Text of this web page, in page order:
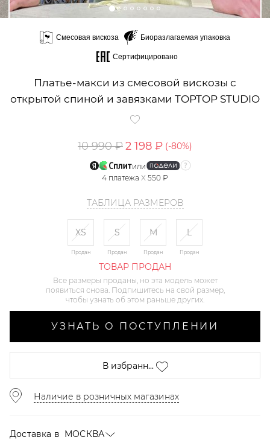
Смесовая вискоза
Биоразлагаемая упаковка
Сертифицировано
Платье-макси из смесовой вискозы с
открытой спиной и завязками TOPTOP STUDIO
10 990 ₽2 198 ₽ (-80%)
или
4 платежа X 550 ₽
ТАБЛИЦА РАЗМЕРОВ
XS
Продан
S
Продан
M
Продан
L
Продан
ТОВАР ПРОДАН
Все размеры проданы, но эта модель может
появиться снова. Подпишитесь на свой размер,
чтобы узнать об этом раньше других.
УЗНАТЬ О ПОСТУПЛЕНИИ
В избранн...
Наличие в розничных магазинах
Доставка в МОСКВА